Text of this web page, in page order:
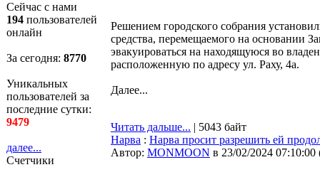
Сейчас с нами
194 пользователей
онлайн
За сегодня: 8770
Уникальных
пользователей за
последние сутки:
9479
далее...
Счетчики
Решением городского собрания
средства, перемещаемого на основании
эвакуироваться на находящуюся во
расположенную по адресу ул. Раху, 4a.
Далее...
Читать дальше... | 5043 байт
Нарва : Нарва просит разрешить ей
Автор: MONMOON в 23/02/2024 07:10:00